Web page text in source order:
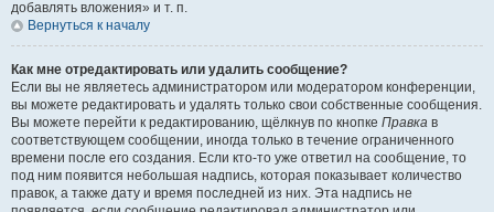
добавлять вложения» и т. п.
Вернуться к началу
Как мне отредактировать или удалить сообщение?
Если вы не являетесь администратором или модератором конференции,
вы можете редактировать и удалять только свои собственные сообщения.
Вы можете перейти к редактированию, щёлкнув по кнопке Правка в
соответствующем сообщении, иногда только в течение ограниченного
времени после его создания. Если кто-то уже ответил на сообщение, то
под ним появится небольшая надпись, которая показывает количество
правок, а также дату и время последней из них. Эта надпись не